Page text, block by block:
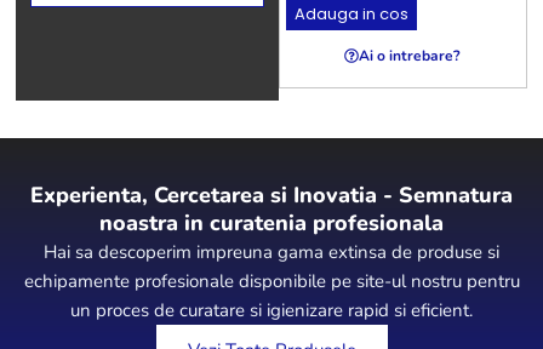
Adauga in cos
Ai o intrebare?
Experienta, Cercetarea si Inovatia - Semnatura
noastra in curatenia profesionala
Hai sa descoperim impreuna gama extinsa de produse si
echipamente profesionale disponibile pe site-ul nostru pentru
un proces de curatare si igienizare rapid si eficient.